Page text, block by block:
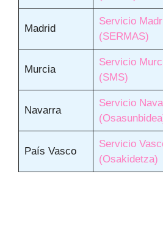
Madrid
Servicio
(SERMAS)
Murcia
Servicio
(SMS)
Navarra
Servicio
(O
País Vasco
Servicio
(Osakidetza)